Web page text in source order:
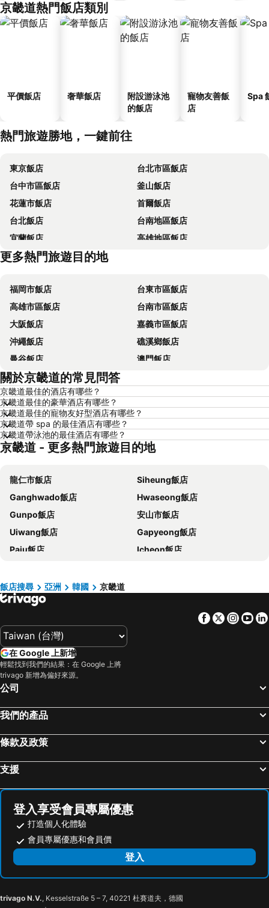
京畿道熱門飯店類別
平價飯店 奢華飯店
附設游泳池
的飯店
寵物友善飯
店
Spa
熱門旅遊勝地，一鍵前往
東京飯店
台北市區飯店
台中市區飯店
釜山飯店
花蓮市飯店
首爾飯店
台北飯店
台南地區飯店
宜蘭飯店
高雄地區飯店
台東飯店
更多熱門旅遊目的地
福岡市飯店
台東市區飯店
高雄市區飯店
台南市區飯店
大阪飯店
嘉義市區飯店
沖繩飯店
礁溪鄉飯店
曼谷飯店
澳門飯店
香港飯店
羅東市飯店
板橋區飯店
名古屋飯店
京都飯店
北投飯店
西屯區飯店
花蓮飯店
桃園地區飯店
基隆飯店
新竹地區飯店
澎湖飯店
苗栗縣飯店
金門飯店
彰化地區飯店
雲林飯店
台灣飯店
近畿飯店
澳門飯店
京都府飯店
關於京畿道的常見問答
京畿道最佳的酒店有哪些？
京畿道最佳的豪華酒店有哪些？
京畿道最佳的寵物友好型酒店有哪些？
京畿道帶 spa 的最佳酒店有哪些？
京畿道帶泳池的最佳酒店有哪些？
京畿道 - 更多熱門旅遊目的地
龍仁市飯店
Siheung飯店
Ganghwado飯店
Hwaseong飯店
Gunpo飯店
安山市飯店
Uiwang飯店
Gapyeong飯店
Paju飯店
Icheon飯店
Hanam飯店
Gwacheon飯店
飯店搜尋 亞洲 韓國 京畿道
Facebook
Twitter
在 Google 上新增
輕鬆找到我們的結果：在 Google 上將
trivago 新增為偏好來源。
公司
我們的產品
條款及政策
支援
登入享受會員專屬優惠
打造個人化體驗
會員專屬優惠和會員價
登入
trivago N.V., Kesselstraße 5 – 7, 40221 杜賽道夫，德國